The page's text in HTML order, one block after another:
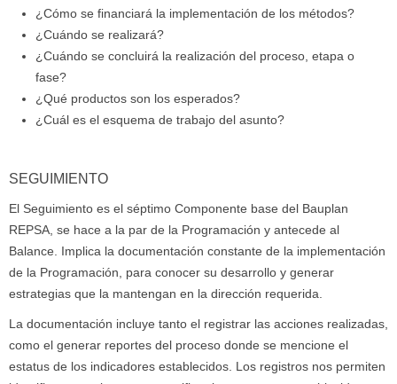
¿Cómo se financiará la implementación de los métodos?
¿Cuándo se realizará?
¿Cuándo se concluirá la realización del proceso, etapa o
fase?
¿Qué productos son los esperados?
¿Cuál es el esquema de trabajo del asunto?
SEGUIMIENTO
El Seguimiento es el séptimo Componente base del Bauplan
REPSA, se hace a la par de la Programación y antecede al
Balance. Implica la documentación constante de la implementación
de la Programación, para conocer su desarrollo y generar
estrategias que la mantengan en la dirección requerida.
La documentación incluye tanto el registrar las acciones realizadas,
como el generar reportes del proceso donde se mencione el
estatus de los indicadores establecidos. Los registros nos permiten